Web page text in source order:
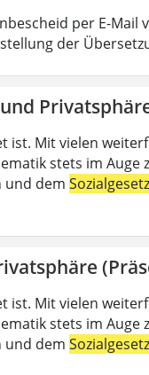
per E-Mail
der
ist. Mit vielen
stets im
und dem
ist. Mit vielen
stets im
und dem